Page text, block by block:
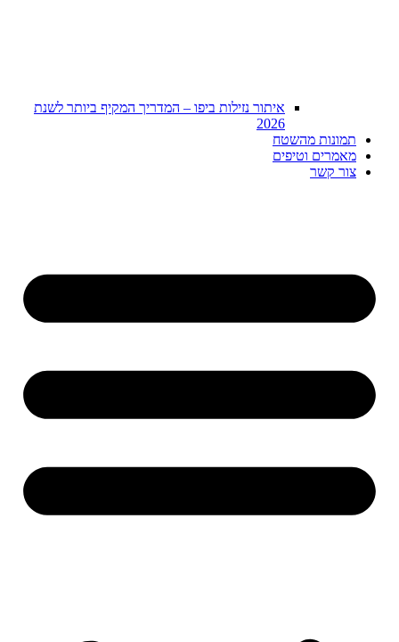
איתור נזילות ביפו – המדריך המקיף ביותר לשנת
2026
תמונות מהשטח
מאמרים וטיפים
צור קשר